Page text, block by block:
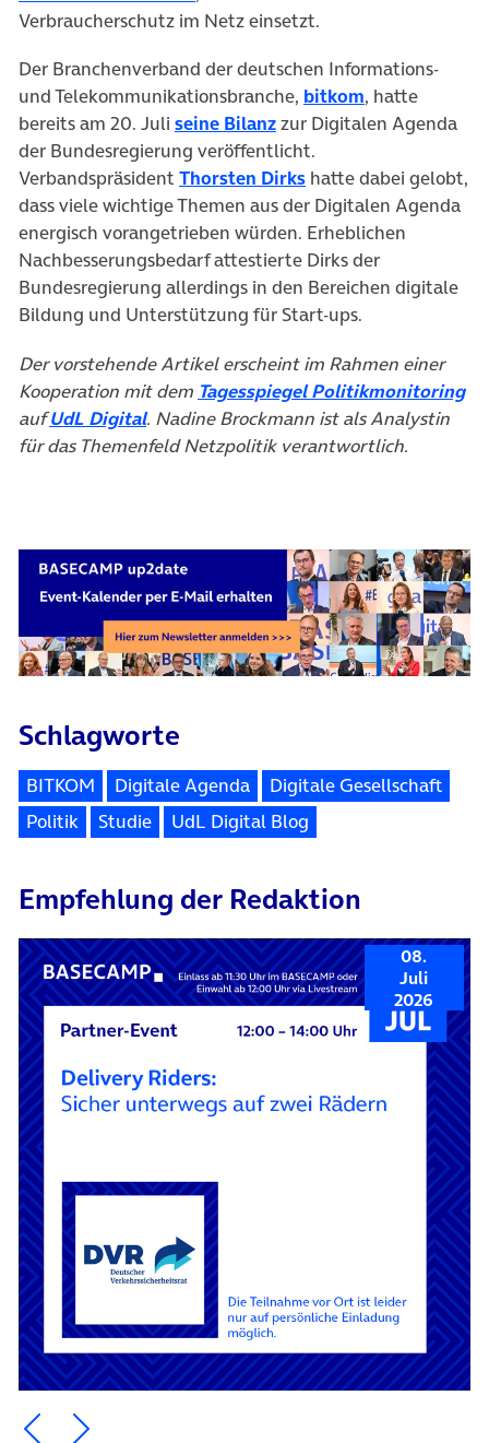
Verbraucherschutz im Netz einsetzt.
Der Branchenverband der deutschen Informations-
und Telekommunikationsbranche, bitkom(öffnet in
, hatte
bereits am 20. Juli seine Bilanz(öffnet in neuem Tab)
zur Digitalen Agenda
der Bundesregierung veröffentlicht.
Verbandspräsident Thorsten Dirks(öffnet in neuem Tab)
hatte dabei gelobt,
dass viele wichtige Themen aus der Digitalen Agenda
energisch vorangetrieben würden. Erheblichen
Nachbesserungsbedarf attestierte Dirks der
Bundesregierung allerdings in den Bereichen digitale
Bildung und Unterstützung für Start-ups.
Der vorstehende Artikel erscheint im Rahmen einer
Kooperation mit dem Tagesspiegel Politikmonitoring
aufUdL Digital(öffnet in neuem Tab)
. Nadine Brockmann ist als Analystin
für das Themenfeld Netzpolitik verantwortlich.
Schlagworte
BITKOM Digitale Agenda
Digitale Gesellschaft
Politik
Studie UdL Digital Blog
Empfehlung der Redaktion
08.
Juli
2026
Ein Element zurück blättern
Ein Element weiter blättern